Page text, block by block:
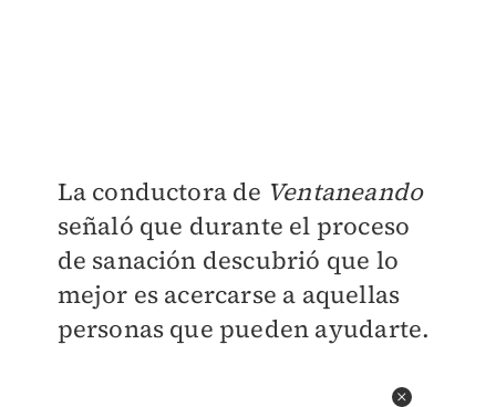
La conductora de Ventaneando
señaló que durante el proceso
de sanación descubrió que lo
mejor es acercarse a aquellas
personas que pueden ayudarte.